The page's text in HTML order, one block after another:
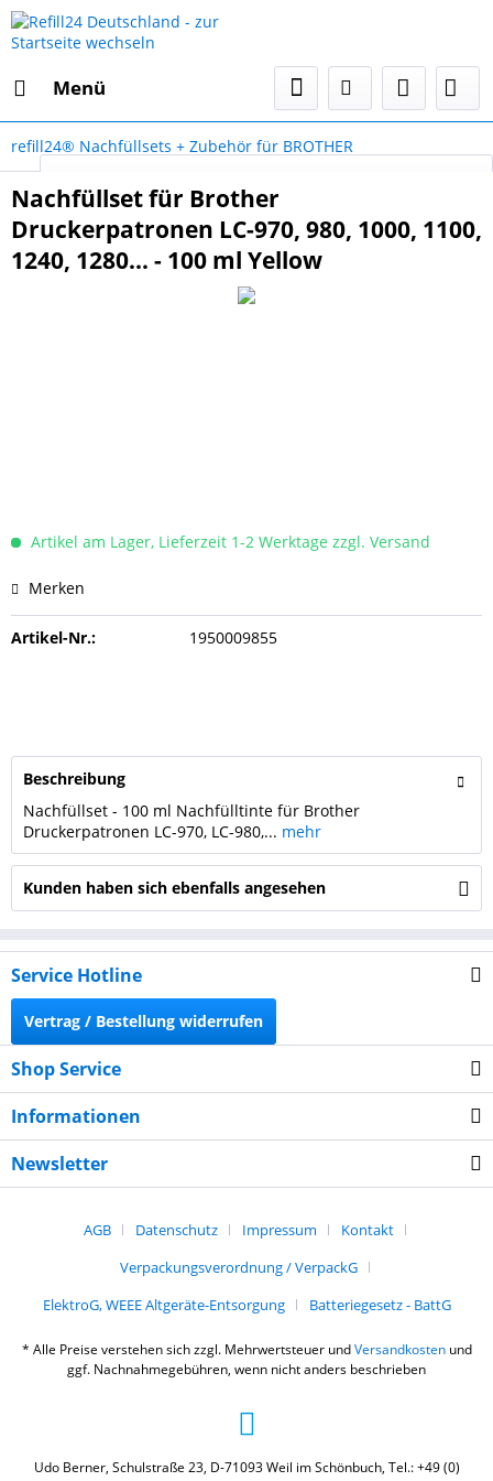
Menü
refill24® Nachfüllsets + Zubehör für BROTHER
Nachfüllset für Brother
Druckerpatronen LC-970, 980, 1000, 1100,
1240, 1280... - 100 ml Yellow
Artikel am Lager, Lieferzeit 1-2 Werktage zzgl. Versand
Merken
Artikel-Nr.: 1950009855
Beschreibung
Nachfüllset - 100 ml Nachfülltinte für Brother
Druckerpatronen LC-970, LC-980,... mehr
Kunden haben sich ebenfalls angesehen
Service Hotline
Vertrag / Bestellung widerrufen
Shop Service
Informationen
Newsletter
AGB Datenschutz Impressum
Kontakt
Verpackungsverordnung / VerpackG
ElektroG, WEEE Altgeräte-Entsorgung
Batteriegesetz - BattG
* Alle Preise verstehen sich zzgl. Mehrwertsteuer undVersandkostenund
ggf. Nachnahmegebühren, wenn nicht anders beschrieben
Udo Berner, Schulstraße 23, D-71093 Weil im Schönbuch, Tel.: +49 (0)